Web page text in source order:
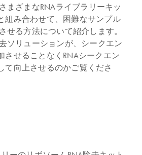
まざまなRNAライブラリーキッ
組み合わせて、困難なサンプル
せる方法について紹介します。
ソリューションが、シークエン
させることなくRNAシークエン
て向上させるのかご覧くださ